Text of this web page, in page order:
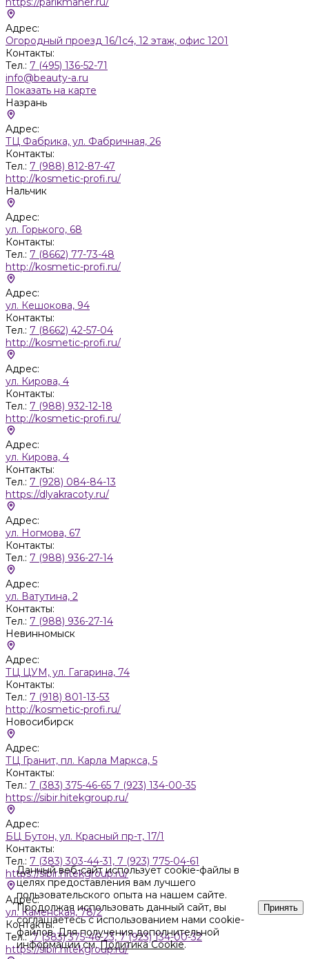
Адрес:
Огородный проезд 16/1с4, 12 этаж, офис 1201
Контакты:
Тел.: 7 (495) 136-52-71
info@beauty-a.ru
Показать на карте
Назрань
Адрес:
ТЦ Фабрика, ул. Фабричная, 26
Контакты:
Тел.: 7 (988) 812-87-47
http://kosmetic-profi.ru/
Нальчик
Адрес:
ул. Горького, 68
Контакты:
Тел.: 7 (8662) 77-73-48
http://kosmetic-profi.ru/
Адрес:
ул. Кешокова, 94
Контакты:
Тел.: 7 (8662) 42-57-04
http://kosmetic-profi.ru/
Адрес:
ул. Кирова, 4
Контакты:
Тел.: 7 (988) 932-12-18
http://kosmetic-profi.ru/
Адрес:
ул. Кирова, 4
Контакты:
Тел.: 7 (928) 084-84-13
https://dlyakracoty.ru/
Адрес:
ул. Ногмова, 67
Контакты:
Тел.: 7 (988) 936-27-14
Адрес:
ул. Ватутина, 2
Контакты:
Тел.: 7 (988) 936-27-14
Невинномыск
Адрес:
ТЦ ЦУМ, ул. Гагарина, 74
Контакты:
Тел.: 7 (918) 801-13-53
http://kosmetic-profi.ru/
Новосибирск
Адрес:
ТЦ Гранит, пл. Карла Маркса, 5
Контакты:
Тел.: 7 (383) 375-46-65 7 (923) 134-00-35
https://sibir.hitekgroup.ru/
Адрес:
БЦ Бутон, ул. Красный пр-т, 17/1
Контакты:
Тел.: 7 (383) 303-44-31, 7 (923) 775-04-61
https://sibir.hitekgroup.ru/
Адрес:
ул. Каменская, 78/2
Контакты:
Тел.:7 (383) 375-46-23, 7 (923) 134-00-32
https://sibir.hitekgroup.ru/
Данный веб-сайт использует cookie-файлы в
целях предоставления вам лучшего
пользовательского опыта на нашем сайте.
Продолжая использовать данный сайт, вы
соглашаетесь с использованием нами cookie-
файлов. Для получения дополнительной
информации см.Политика Cookie.
Принять